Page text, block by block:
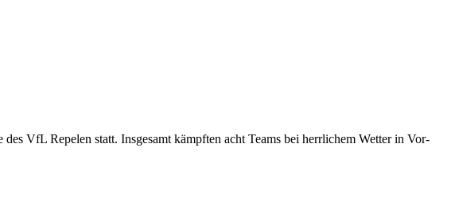
VfL Repelen statt. Insgesamt kämpften acht Teams bei herrlichem Wetter in Vor-